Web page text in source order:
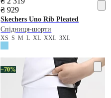
₴ 929
Skechers Uno Rib Pleated
Спідниця-шорти
XSSMLXLXXL3XL
−70%